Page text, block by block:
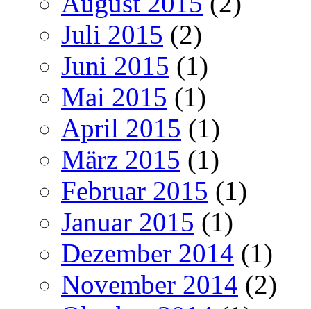
Juli 2015 (2)
Juni 2015 (1)
Mai 2015 (1)
April 2015 (1)
März 2015 (1)
Februar 2015 (1)
Januar 2015 (1)
Dezember 2014 (1)
November 2014 (2)